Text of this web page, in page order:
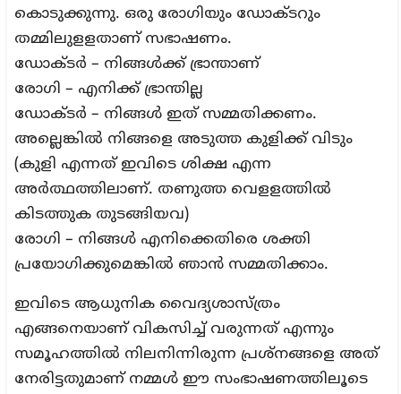
കൊടുക്കുന്നു. ഒരു രോഗിയും ഡോക്ടറും
തമ്മിലുളളതാണ് സഭാഷണം.
ഡോക്ടര്‍ – നിങ്ങള്‍ക്ക് ഭ്രാന്താണ്
രോഗി – എനിക്ക് ഭ്രാന്തില്ല
ഡോക്ടര്‍ – നിങ്ങള്‍ ഇത് സമ്മതിക്കണം.
അല്ലെങ്കില്‍ നിങ്ങളെ അടുത്ത കുളിക്ക് വിടും
(കുളി എന്നത് ഇവിടെ ശിക്ഷ എന്ന
അര്‍ത്ഥത്തിലാണ്. തണുത്ത വെളളത്തില്‍
കിടത്തുക തുടങ്ങിയവ)
രോഗി – നിങ്ങള്‍ എനിക്കെതിരെ ശക്തി
പ്രയോഗിക്കുമെങ്കില്‍ ഞാന്‍ സമ്മതിക്കാം.
ഇവിടെ ആധുനിക വൈദ്യശാസ്ത്രം
എങ്ങനെയാണ് വികസിച്ച് വരുന്നത് എന്നും
സമൂഹത്തില്‍ നിലനിന്നിരുന്ന പ്രശ്നങ്ങളെ അത്
നേരിട്ടതുമാണ് നമ്മള്‍ ഈ സംഭാഷണത്തിലൂടെ